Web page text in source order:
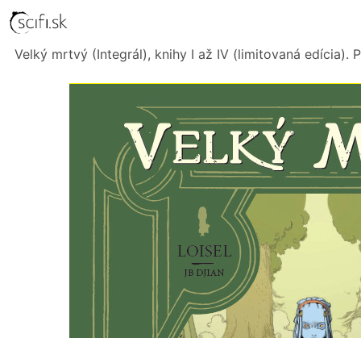
Velký mrtvý (Integrál), knihy I až IV (limitovaná edícia).